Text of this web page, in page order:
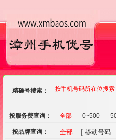
精确号搜索： 按手机号码所在位搜
按服务费查询： 全部 0~500
按品牌查询： 全部 [ 移动号码